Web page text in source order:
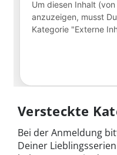
Versteckte
Bei der Anmeldung
Deiner